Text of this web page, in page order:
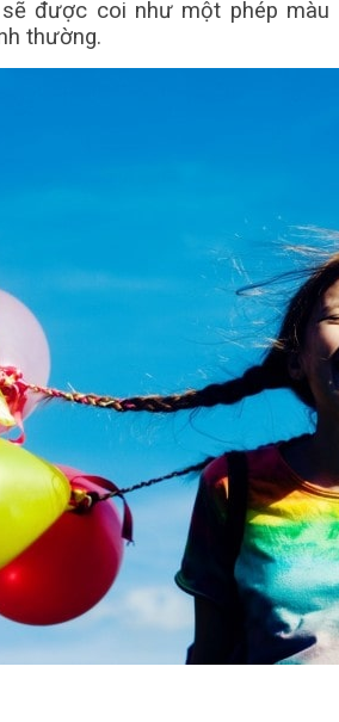
được coi như một phép màu
thường.